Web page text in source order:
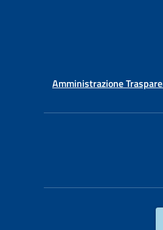
Amministrazione